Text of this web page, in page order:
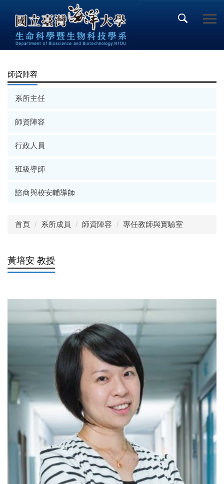
內
區
師資陣容
系所主任
師資陣容
行政人員
班級導師
諮商與校安輔導師
首頁 系所成員 師資陣容 專任教師與實驗室
黃培安 教授